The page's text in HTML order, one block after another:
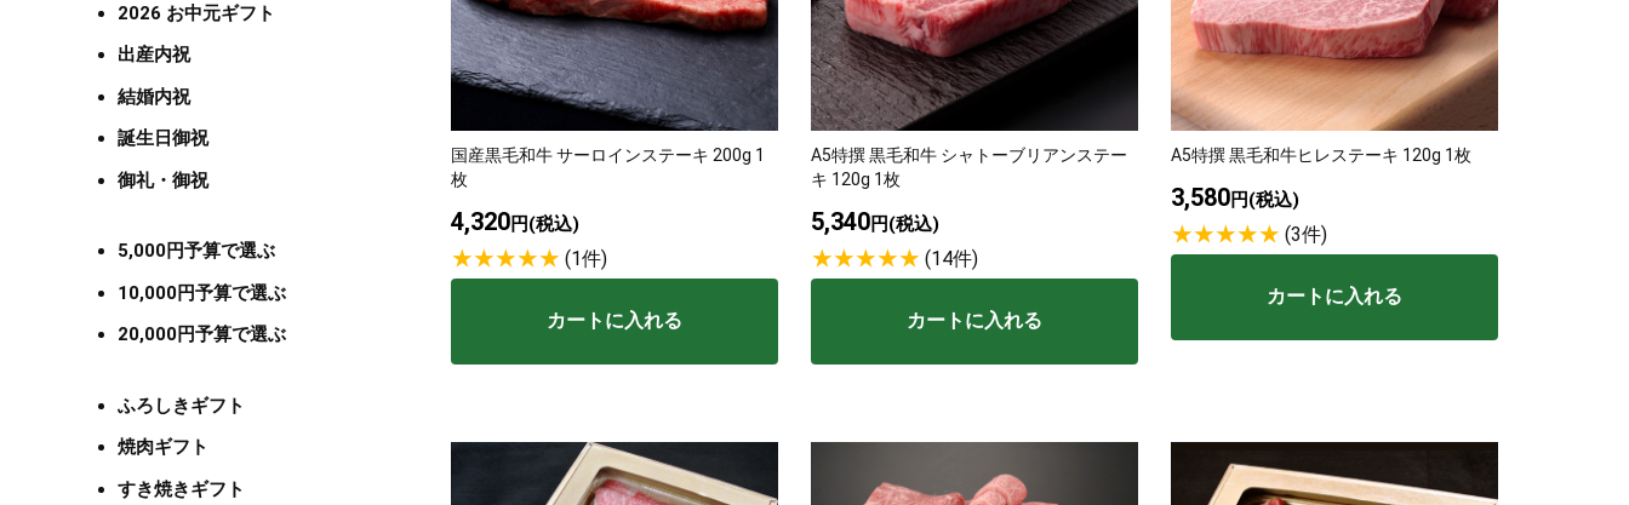
国産黒毛和牛 サーロインステーキ 200g 1
枚
4,320円(税込)
(1件)
カートに入れる
A5特撰 黒毛和牛 シャトーブリアンステー
キ 120g 1枚
5,340円(税込)
(14件)
カートに入れる
A5特撰 黒毛和牛ヒレステーキ 120g 1枚
3,580円(税込)
(3件)
カートに入れる
2026 お中元ギフト
出産内祝
結婚内祝
誕生日御祝
御礼・御祝
5,000円予算で選ぶ
10,000円予算で選ぶ
20,000円予算で選ぶ
ふろしきギフト
焼肉ギフト
すき焼きギフト